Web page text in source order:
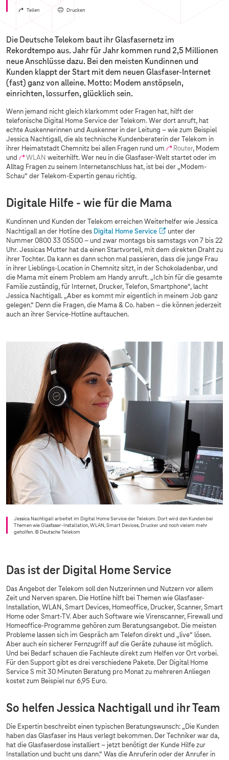
Teilen Drucken
Die Deutsche Telekom baut ihr Glasfasernetz im
Rekordtempo aus. Jahr für Jahr kommen rund 2,5 Millionen
neue Anschlüsse dazu. Bei den meisten Kundinnen und
Kunden klappt der Start mit dem neuen Glasfaser-Internet
(fast) ganz von alleine. Motto: Modem anstöpseln,
einrichten, lossurfen, glücklich sein.
Wenn jemand nicht gleich klarkommt oder Fragen hat, hilft der
telefonische Digital Home Service der Telekom. Wer dort anruft, hat
echte Auskennerinnen und Auskenner in der Leitung – wie zum Beispiel
Jessica Nachtigall, die als technische Kundenberaterin der Telekom in
ihrer Heimatstadt Chemnitz bei allen Fragen rund um
Router, Modem
und
WLAN weiterhilft. Wer neu in die Glasfaser-Welt startet oder im
Alltag Fragen zu seinem Internetanschluss hat, ist bei der „Modem-
Schau“ der Telekom-Expertin genau richtig.
Digitale Hilfe - wie für die Mama
Kundinnen und Kunden der Telekom erreichen Weiterhelfer wie Jessica
Nachtigall an der Hotline des Digital Home Service
unter der
Nummer 0800 33 05500 – und zwar montags bis samstags von 7 bis 22
Uhr. Jessicas Mutter hat da einen Startvorteil, mit dem direkten Draht zu
ihrer Tochter. Da kann es dann schon mal passieren, dass die junge Frau
in ihrer Lieblings-Location in Chemnitz sitzt, in der Schokoladenbar, und
die Mama mit einem Problem am Handy anruft. „Ich bin für die gesamte
Familie zuständig, für Internet, Drucker, Telefon, Smartphone“, lacht
Jessica Nachtigall. „Aber es kommt mir eigentlich in meinem Job ganz
gelegen.“ Denn die Fragen, die Mama & Co. haben – die können jederzeit
auch an ihrer Service-Hotline auftauchen.
Jessica Nachtigall arbeitet im Digital Home Service der Telekom. Dort wird den Kunden bei
Themen wie Glasfaser-Installation, WLAN, Smart Devices, Drucker und noch vielem mehr
geholfen.© Deutsche Telekom
Das ist der Digital Home Service
Das Angebot der Telekom soll den Nutzerinnen und Nutzern vor allem
Zeit und Nerven sparen. Die Hotline hilft bei Themen wie Glasfaser-
Installation, WLAN, Smart Devices, Homeoffice, Drucker, Scanner, Smart
Home oder Smart-TV. Aber auch Software wie Virenscanner, Firewall und
Homeoffice-Programme gehören zum Beratungsangebot. Die meisten
Probleme lassen sich im Gespräch am Telefon direkt und „live“ lösen.
Aber auch ein sicherer Fernzugriff auf die Geräte zuhause ist möglich.
Und bei Bedarf schauen die Fachleute direkt zum Helfen vor Ort vorbei.
Für den Support gibt es drei verschiedene Pakete. Der Digital Home
Service S mit 30 Minuten Beratung pro Monat zu mehreren Anliegen
kostet zum Beispiel nur 6,95 Euro.
So helfen Jessica Nachtigall und ihr Team
Die Expertin beschreibt einen typischen Beratungswunsch: „Die Kunden
haben das Glasfaser ins Haus verlegt bekommen. Der Techniker war da,
hat die Glasfaserdose installiert – jetzt benötigt der Kunde Hilfe zur
Installation und bucht uns dann.“ Was die Anruferin oder der Anrufer in